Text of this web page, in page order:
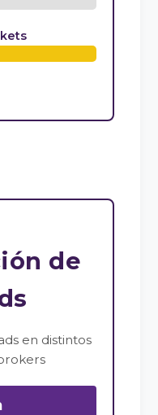
de
en distintos